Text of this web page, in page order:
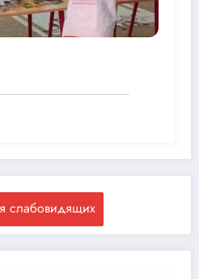
слабовидящих